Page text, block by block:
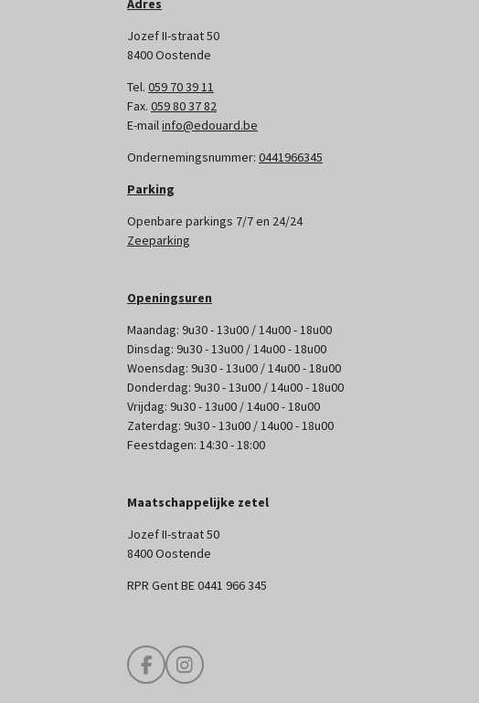
Adres
Jozef II-straat 50
8400 Oostende
Tel. 059 70 39 11
Fax. 059 80 37 82
E-mailinfo@edouard.be
Ondernemingsnummer: 0441966345
Parking
Openbare parkings 7/7 en 24/24
Zeeparking
Openingsuren
Maandag: 9u30 - 13u00 / 14u00 - 18u00
Dinsdag: 9u30 - 13u00 / 14u00 - 18u00
Woensdag: 9u30 - 13u00 / 14u00 - 18u00
Donderdag: 9u30 - 13u00 / 14u00 - 18u00
Vrijdag: 9u30 - 13u00 / 14u00 - 18u00
Zaterdag: 9u30 - 13u00 / 14u00 - 18u00
Feestdagen: 14:30 - 18:00
Maatschappelijke zetel
Jozef II-straat 50
8400 Oostende
RPR Gent BE 0441 966 345
F
a
I
n